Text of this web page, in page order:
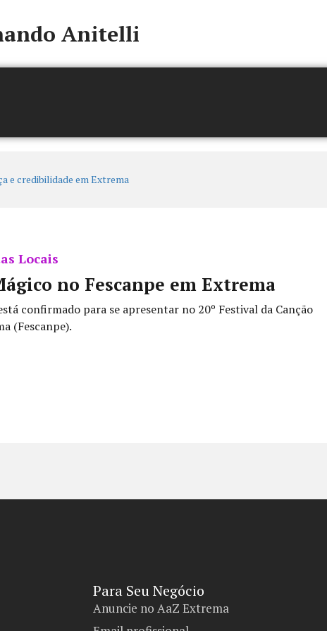
Anitelli
Locais
no Fescanpe em Extrema
confirmado para se apresentar no 20º Festival da Canção
(Fescanpe).
Para Seu Negócio​
Anuncie no AaZ Extrema